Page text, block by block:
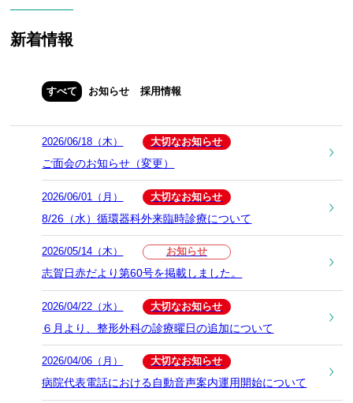
新着情報
すべて お知らせ 採用情報
2026/06/18（木） 大切なお知らせ
ご面会のお知らせ（変更）
2026/06/01（月） 大切なお知らせ
8/26（水）循環器科外来臨時診療について
2026/05/14（木） お知らせ
志賀日赤だより第60号を掲載しました。
2026/04/22（水） 大切なお知らせ
６月より、整形外科の診療曜日の追加について
2026/04/06（月） 大切なお知らせ
病院代表電話における自動音声案内運用開始について